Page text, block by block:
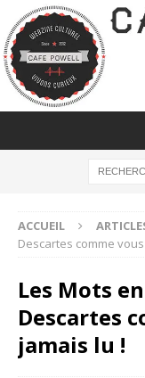
ACCUEIL
Descartes comme
Les Mots
Descartes
jamais lu !